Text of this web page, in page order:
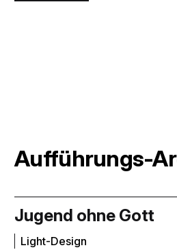
Aufführungs-
Jugend ohne Gott
Light-Design